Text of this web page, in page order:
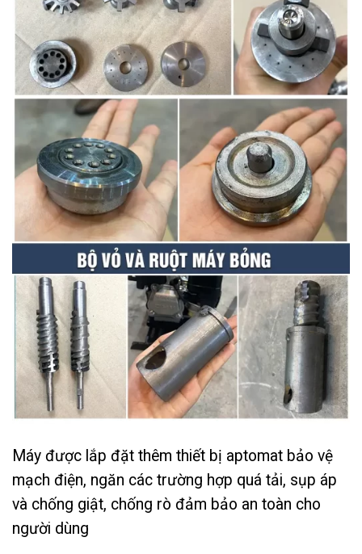
Máy được lắp đặt thêm thiết bị aptomat bảo vệ
mạch điện, ngăn các trường hợp quá tải, sụp áp
và chống giật, chống rò đảm bảo an toàn cho
người dùng